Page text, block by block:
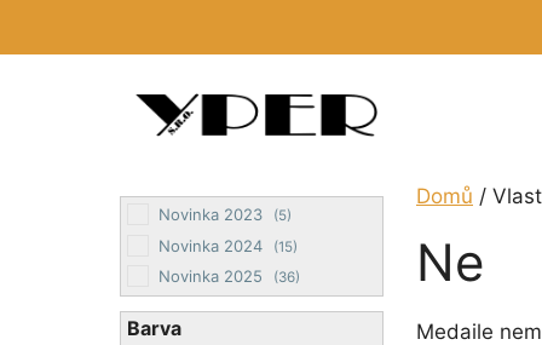
Domů /
Ne
Medaile
Novinka 2023 (5)
Novinka 2024 (15)
Novinka 2025 (36)
Barva